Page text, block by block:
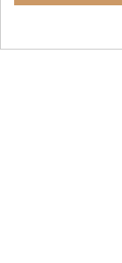
Accesorios
Higiene y salud